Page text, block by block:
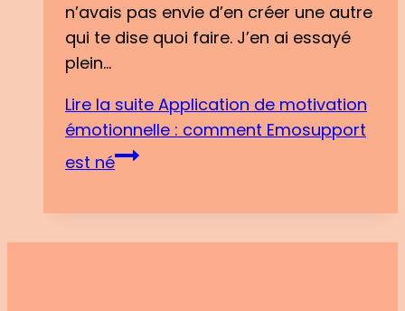
n’avais pas envie d’en créer une autre
qui te dise quoi faire. J’en ai essayé
plein…
Lire la suite Application de motivation
émotionnelle : comment Emosupport
est né